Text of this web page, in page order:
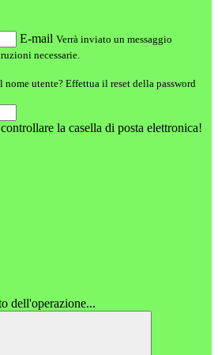
E-mail Verrà inviato un messaggio
necessarie.
nome utente? Effettua il reset della password
la casella di posta elettronica!
dell'operazione...